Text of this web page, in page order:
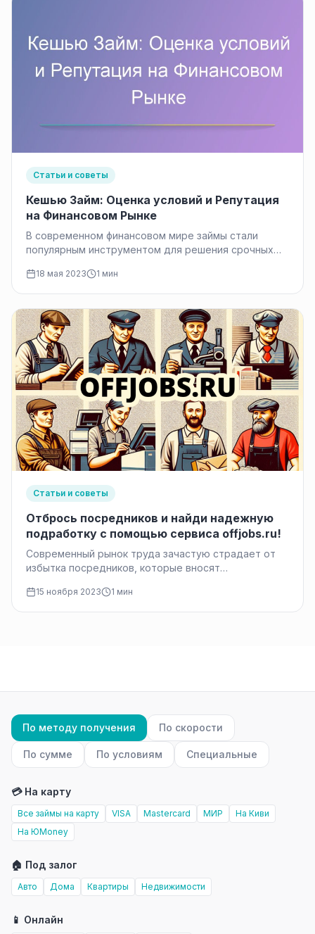
Статьи и советы
Кешью Займ: Оценка условий и Репутация
на Финансовом Рынке
В современном финансовом мире займы стали
популярным инструментом для решения срочных
организации (МФО) играют важную…
18 мая 2023 1 мин
Статьи и советы
Отбрось посредников и найди надежную
подработку с помощью сервиса offjobs.ru!
Современный рынок труда зачастую страдает от
избытка посредников, которые вносят
работы. Это приводит…
15 ноября 2023 1 мин
По методу получения По скорости
По сумме По условиям Специальные
💳 На карту
Все займы на карту VISA Mastercard МИР
На Киви
На ЮMoney
🏠 Под залог
Авто Дома Квартиры Недвижимости
📱 Онлайн